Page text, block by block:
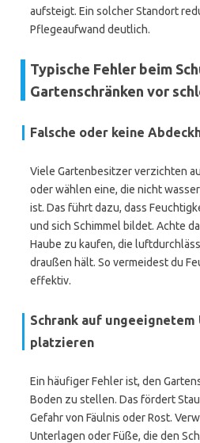
aufsteigt. Ein solcher Standort
Pflegeaufwand deutlich.
Typische Fehler beim
Gartenschränken vor
Falsche oder keine
Viele Gartenbesitzer verzichten
oder wählen eine, die nicht
ist. Das führt dazu, dass
und sich Schimmel bildet. Achte
Haube zu kaufen, die
draußen hält. So vermeidest du
effektiv.
Schrank auf ungeeignetem
platzieren
Ein häufiger Fehler ist, den
Boden zu stellen. Das fördert
Gefahr von Fäulnis oder Rost.
Unterlagen oder Füße, die den